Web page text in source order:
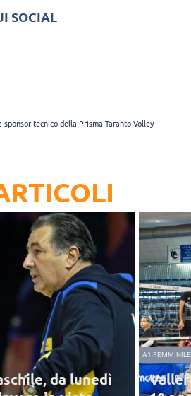
SOCIAL
sponsor tecnico della Prisma Taranto Volley
da lunedì
A1 FEMMINILE